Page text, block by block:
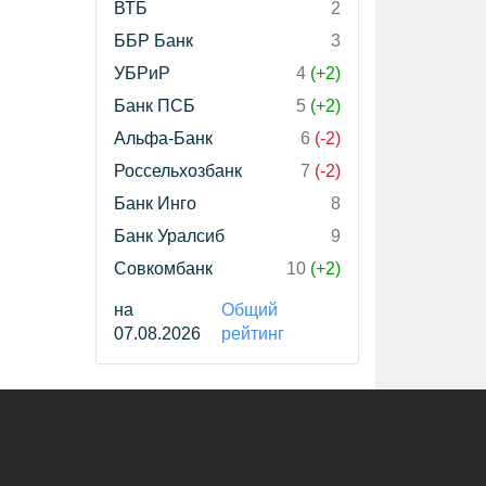
ВТБ
2
ББР Банк
3
УБРиР
4 (+2)
Банк ПСБ
5 (+2)
Альфа-Банк
6 (-2)
Россельхозбанк
7 (-2)
Банк Инго
8
Банк Уралсиб
9
Совкомбанк
10 (+2)
на
07.08.2026
Общий
рейтинг